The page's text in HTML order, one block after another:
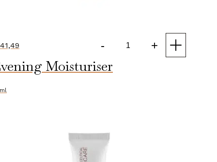
-
Daily
Moisturiser
+
Moisturiser